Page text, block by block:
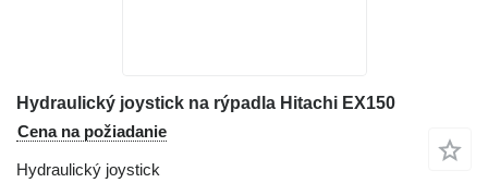
Hydraulický joystick na rýpadla Hitachi EX150
Cena na požiadanie
Hydraulický joystick